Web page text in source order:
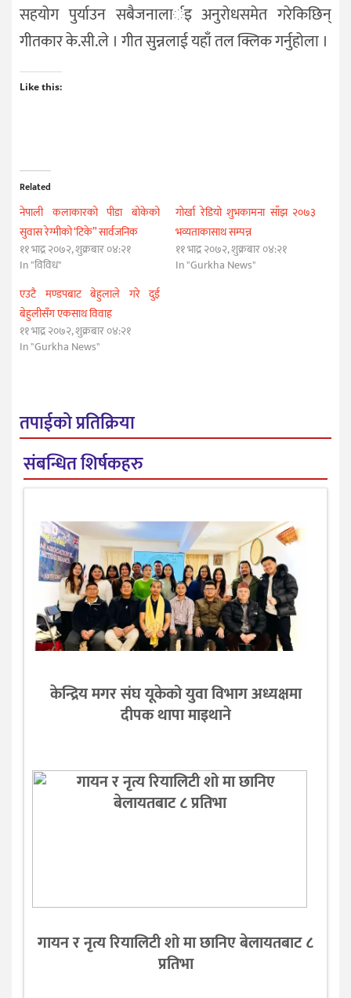
सहयोग पुर्याउन सबैजनालार्इ अनुरोधसमेत गरेकिछिन्
गीतकार के.सी.ले । गीत सुन्नलाई यहाँ तल क्लिक गर्नुहोला ।
Like this:
Related
नेपाली कलाकारको पीडा बोकेको
सुवास रेग्मीको ‘टिके” सार्वजनिक
११ भाद्र २०७२, शुक्रबार ०४:२१
In "विविध"
गोर्खा रेडियो शुभकामना साँझ २०७३
भव्यताकासाथ सम्पन्न
११ भाद्र २०७२, शुक्रबार ०४:२१
In "Gurkha News"
एउटै मण्डपबाट बेहुलाले गरे दुई
बेहुलीसँग एकसाथ विवाह
११ भाद्र २०७२, शुक्रबार ०४:२१
In "Gurkha News"
तपाईको प्रतिक्रिया
संबन्धित शिर्षकहरु
केन्द्रिय मगर संघ यूकेको युवा विभाग अध्यक्षमा
दीपक थापा माइथाने
गायन र नृत्य रियालिटी शो मा छानिए बेलायतबाट ८
प्रतिभा